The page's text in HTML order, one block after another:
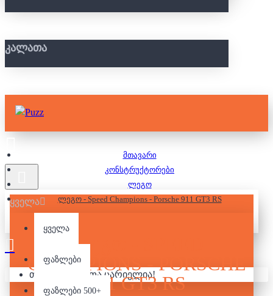
ᲙᲐᲚᲐᲗᲐ
ყველა
ყველა
ფაზლები
ფაზლები 500+
თქვენი კალათა ცარიელია!
მთავარი
კონსტრუქტორები
ლეგო
ლეგო - Speed Champions - Porsche 911 GT3 RS
ᲚᲔᲒᲝ - SPEED
CHAMPIONS - PORSCHE
911 GT3 RS